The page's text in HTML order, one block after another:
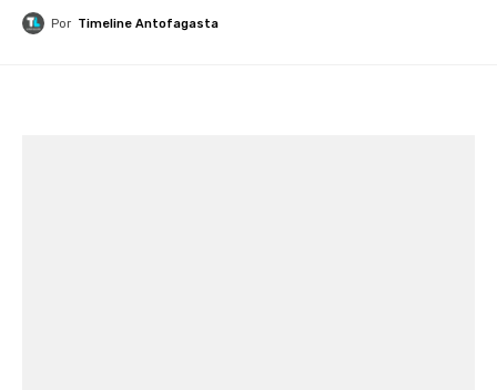
Por Timeline Antofagasta